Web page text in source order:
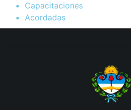
Capacitaciones
Acordadas